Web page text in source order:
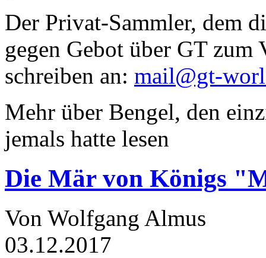
Der Privat-Sammler, dem
gegen Gebot über GT zum
schreiben an: mail@gt-
Mehr über Bengel, den
jemals hatte lesen
Die Mär von Königs
Von Wolfgang Almus
03.12.2017